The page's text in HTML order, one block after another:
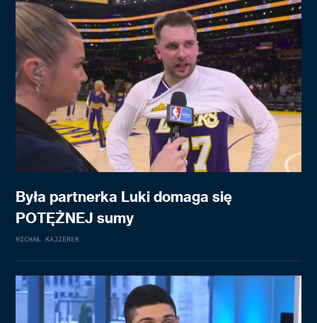
Była partnerka Luki domaga się
POTĘŻNEJ sumy
MICHAŁ KAJZEREK